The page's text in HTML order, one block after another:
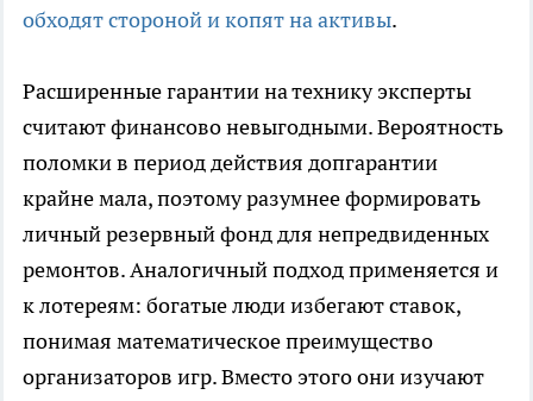
обходят стороной и копят на активы.
Расширенные гарантии на технику эксперты
считают финансово невыгодными. Вероятность
поломки в период действия допгарантии
крайне мала, поэтому разумнее формировать
личный резервный фонд для непредвиденных
ремонтов. Аналогичный подход применяется и
к лотереям: богатые люди избегают ставок,
понимая математическое преимущество
организаторов игр. Вместо этого они изучают